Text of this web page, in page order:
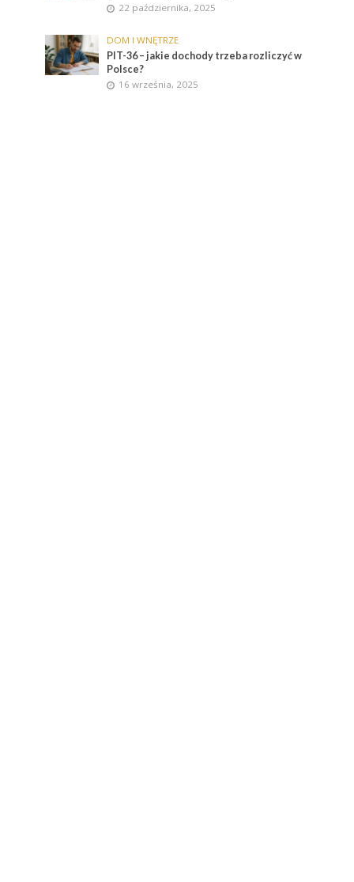
22 października, 2025
DOM I WNĘTRZE
PIT-36 – jakie dochody trzeba rozliczyć w
Polsce?
16 września, 2025